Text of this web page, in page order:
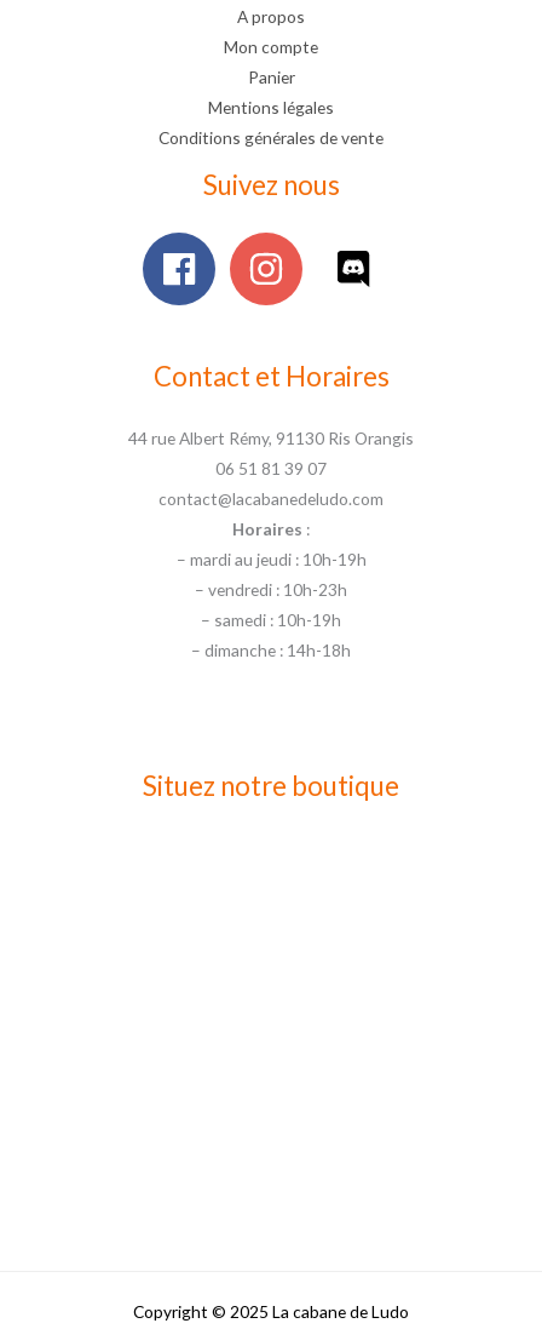
A propos
Mon compte
Panier
Mentions légales
Conditions générales de vente
Suivez nous
Contact et Horaires
44 rue Albert Rémy, 91130 Ris Orangis
06 51 81 39 07
contact@lacabanedeludo.com
Horaires :
– mardi au jeudi : 10h-19h
– vendredi : 10h-23h
– samedi : 10h-19h
– dimanche : 14h-18h
Situez notre boutique
Copyright © 2025 La cabane de Ludo